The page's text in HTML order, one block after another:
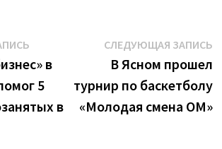
Предыдущая
запись:
в
5
в
СЛЕДУЮЩАЯ ЗАПИСЬ
В Ясном прошел
турнир по баскетболу
«Молодая смена ОМ»